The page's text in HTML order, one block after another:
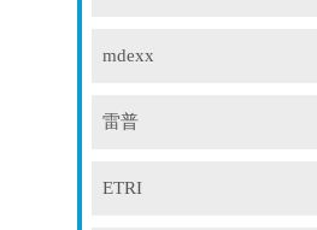
mdexx
雷普
ETRI